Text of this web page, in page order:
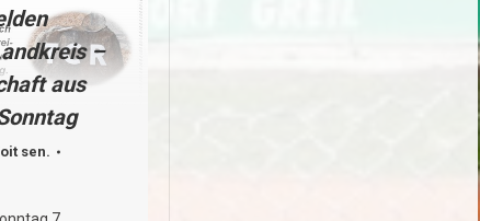
–
aus
sen.